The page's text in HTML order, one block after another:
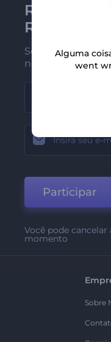
Receba a
Seja um dos
nossas últimas
Participar
Você pode
momento
Sobre
Alguma
went